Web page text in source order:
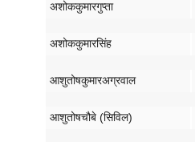
अशोककुमारगुप्ता
अशोककुमारसिंह
आशुतोषकुमारअग्रवाल
आशुतोषचौबे (सिविल)